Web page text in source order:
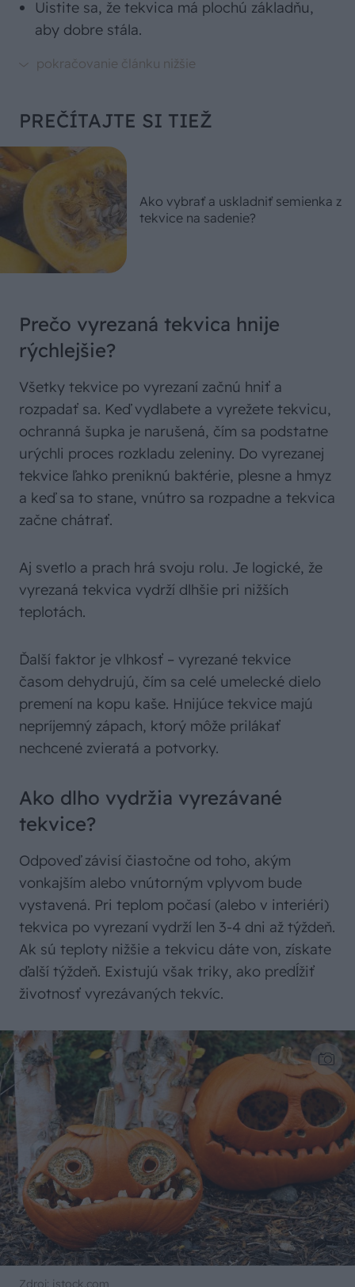
Uistite sa, že tekvica má plochú základňu,
aby dobre stála.
PREČÍTAJTE SI TIEŽ
Ako vybrať a uskladniť semienka z
tekvice na sadenie?
Prečo vyrezaná tekvica hnije
rýchlejšie?
Všetky tekvice po vyrezaní začnú hniť a
rozpadať sa. Keď vydlabete a vyrežete tekvicu,
ochranná šupka je narušená, čím sa podstatne
urýchli proces rozkladu zeleniny. Do vyrezanej
tekvice ľahko preniknú baktérie, plesne a hmyz
a keď sa to stane, vnútro sa rozpadne a tekvica
začne chátrať.
Aj svetlo a prach hrá svoju rolu. Je logické, že
vyrezaná tekvica vydrží dlhšie pri nižších
teplotách.
Ďalší faktor je vlhkosť – vyrezané tekvice
časom dehydrujú, čím sa celé umelecké dielo
premení na kopu kaše. Hnijúce tekvice majú
nepríjemný zápach, ktorý môže prilákať
nechcené zvieratá a potvorky.
Ako dlho vydržia vyrezávané
tekvice?
Odpoveď závisí čiastočne od toho, akým
vonkajším alebo vnútorným vplyvom bude
vystavená. Pri teplom počasí (alebo v interiéri)
tekvica po vyrezaní vydrží len 3-4 dni až týždeň.
Ak sú teploty nižšie a tekvicu dáte von, získate
ďalší týždeň. Existujú však triky, ako predĺžiť
životnosť vyrezávaných tekvíc.
Zdroj: istock.com